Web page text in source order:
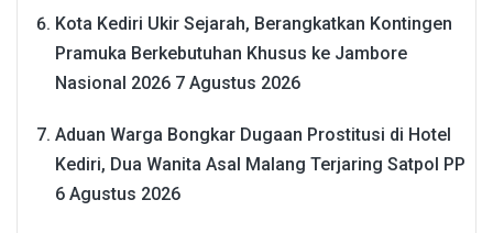
Kota Kediri Ukir Sejarah, Berangkatkan Kontingen
Pramuka Berkebutuhan Khusus ke Jambore
Nasional 2026 7 Agustus 2026
Aduan Warga Bongkar Dugaan Prostitusi di Hotel
Kediri, Dua Wanita Asal Malang Terjaring Satpol PP
6 Agustus 2026